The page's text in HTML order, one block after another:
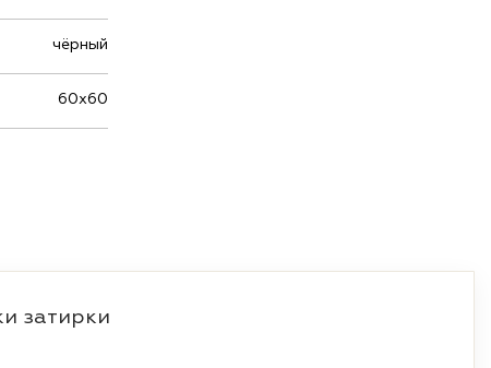
чёрный
60х60
затирки